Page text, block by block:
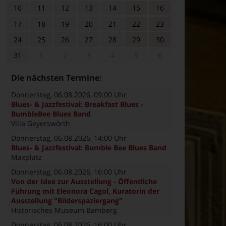
10 11 12 13 14 15
16
17
18 19 20 21 22
23
24
25 26 27 28 29
30
31
Die nächsten Termine:
Donnerstag, 06.08.2026, 09:00 Uhr
Blues- & Jazzfestival: Breakfast Blues -
BumbleBee Blues Band
Villa Geyerswörth
Donnerstag, 06.08.2026, 14:00 Uhr
Blues- & Jazzfestival: Bumble Bee Blues Band
Maxplatz
Donnerstag, 06.08.2026, 16:00 Uhr
Von der Idee zur Ausstellung - Öffentliche
Führung mit Eleonora Cagol, Kuratorin der
Ausstellung "Bilderspaziergang"
Historisches Museum Bamberg